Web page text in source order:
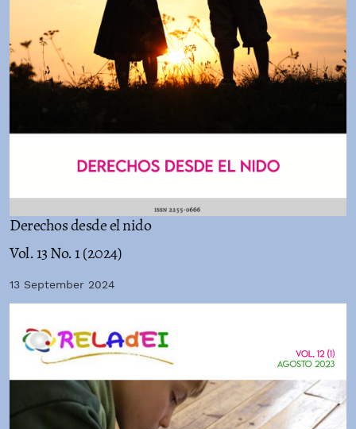
Derechos desde el nido
Vol. 13 No. 1 (2024)
13 September 2024